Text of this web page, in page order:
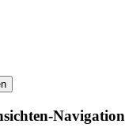
Navigation